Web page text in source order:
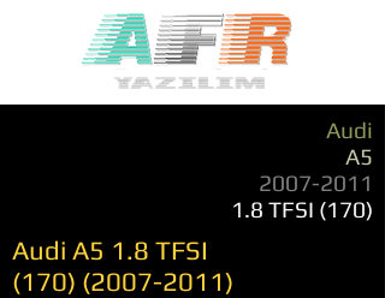
Audi
A5
2007-2011
1.8 TFSI (170)
Audi A5 1.8 TFSI
(170) (2007-2011)